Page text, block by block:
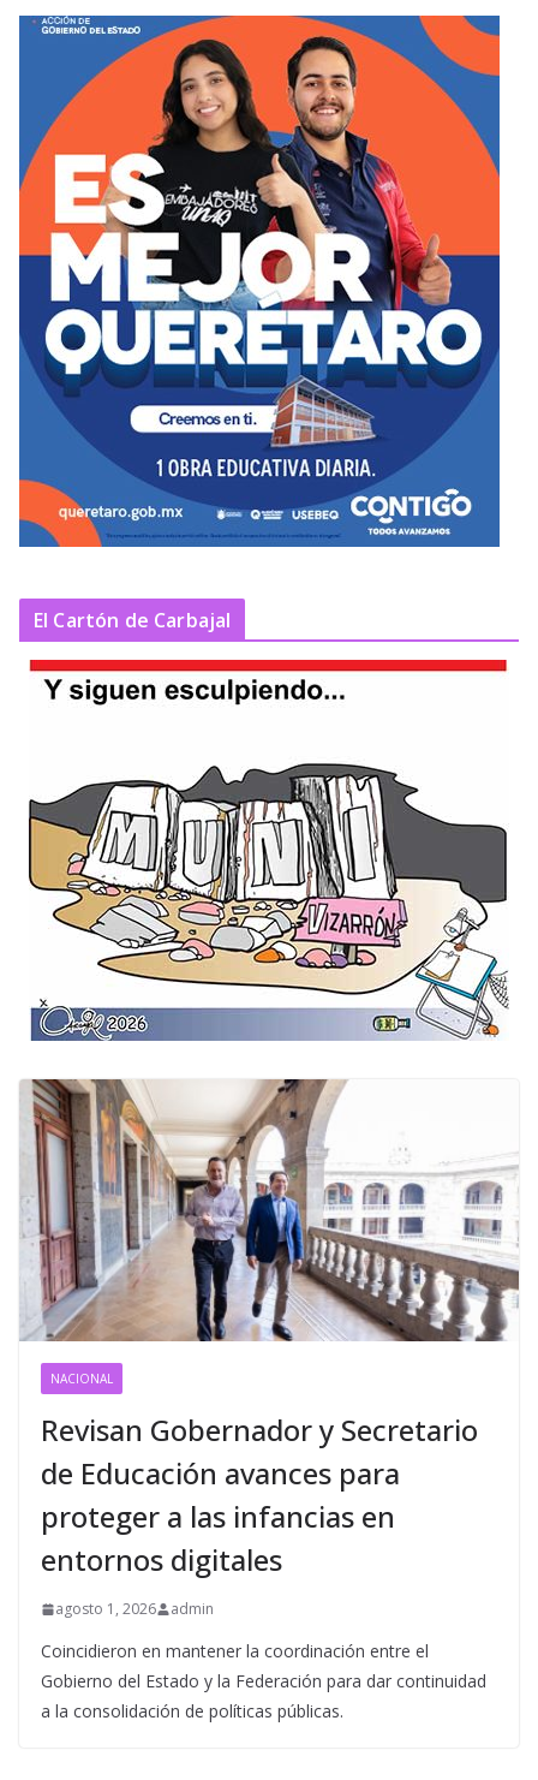
El Cartón de Carbajal
NACIONAL
Revisan Gobernador y Secretario
de Educación avances para
proteger a las infancias en
entornos digitales
agosto 1, 2026 admin
Coincidieron en mantener la coordinación entre el
Gobierno del Estado y la Federación para dar continuidad
a la consolidación de políticas públicas.